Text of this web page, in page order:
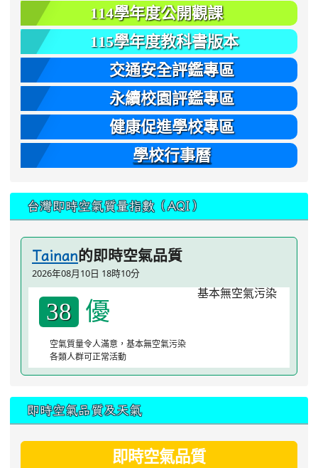
114學年度公開觀課
115學年度教科書版本
交通安全評鑑專區
永續校園評鑑專區
健康促進學校專區
學校行事曆
台灣即時空氣質量指數（AQI）
Tainan的即時空氣品質
2026年08月10日 18時10分
38 優
空氣質量令人滿意，基本無空氣污染
各類人群可正常活動
即時空氣品質及天氣
即時空氣品質